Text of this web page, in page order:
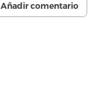
Añadir comentario